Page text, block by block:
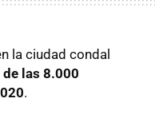
la ciudad condal
las 8.000
.